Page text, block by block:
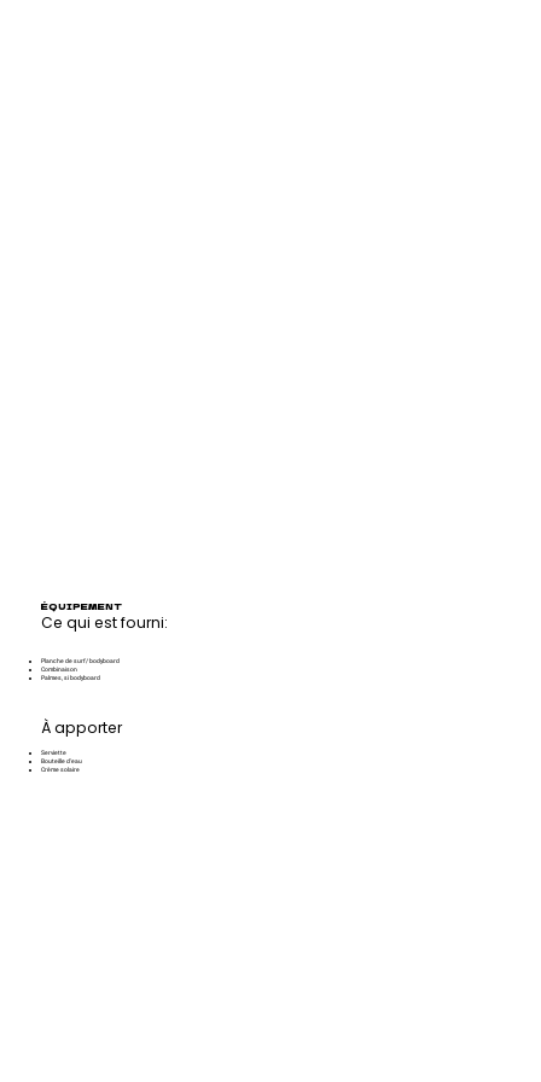
ÉQUIPEMENT
Ce qui est fourni:
Planche de surf/ bodyboard
Combinaison
Palmes, si bodyboard
À apporter
Serviette
Bouteille d'eau
Crème solaire